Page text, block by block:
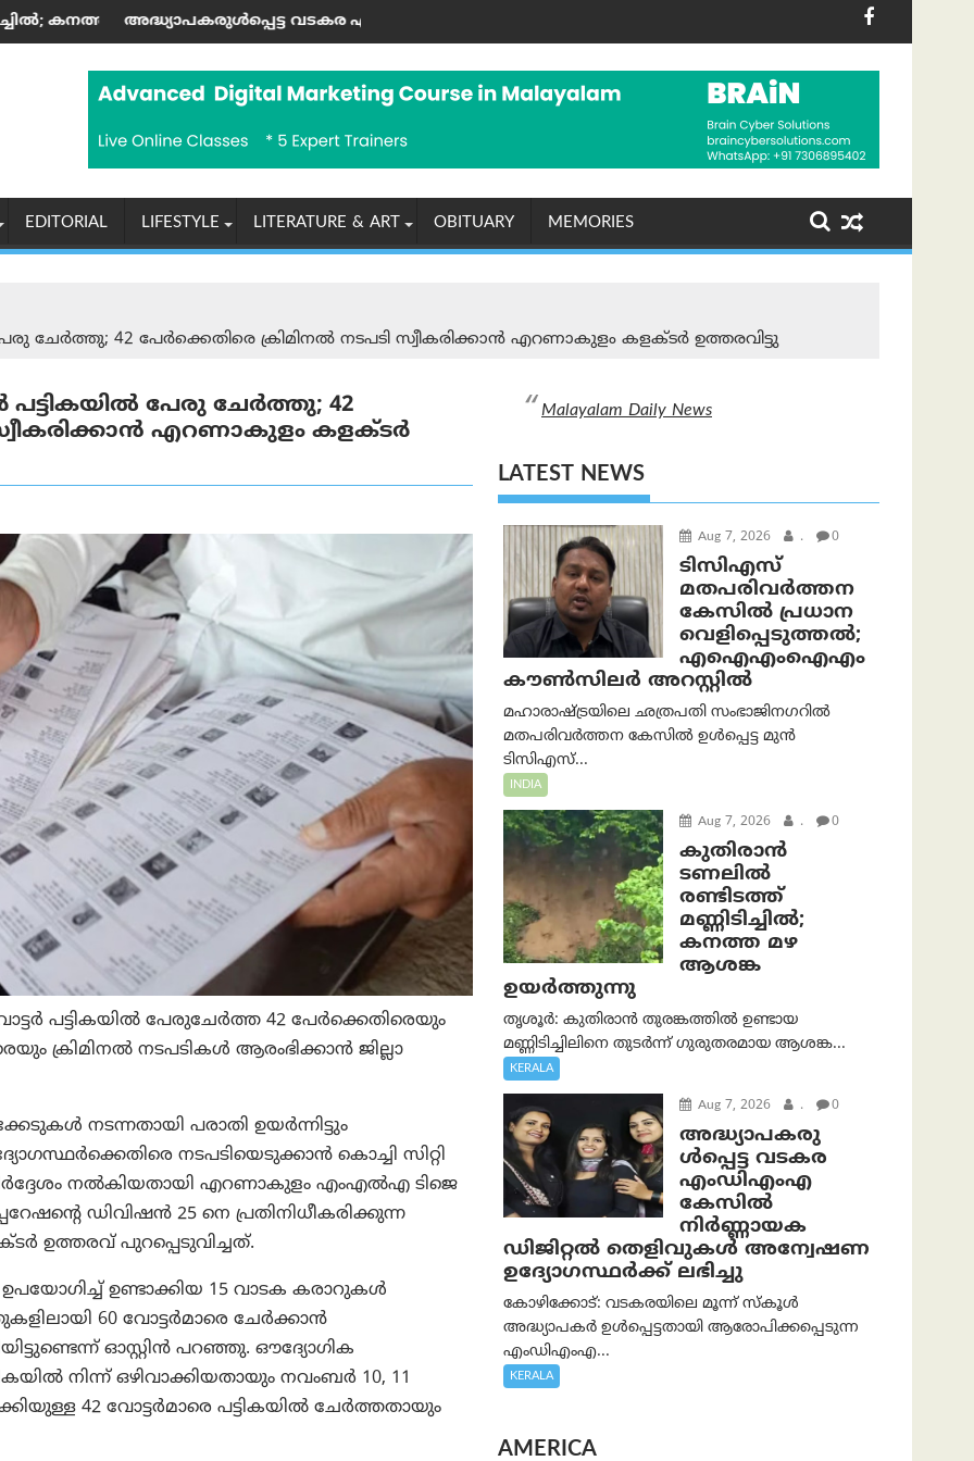
ഉയർത്തുന്നു വടകര എംഡി‌എം‌എ കേസില്‍ നിര്‍ണ്ണായക ഡിജിറ്റല്‍ തെളിവുകള്‍ അന്വേഷണ ഉദ്യോഗസ്ഥര്‍ക്ക് ലഭിച്ചു
കെഎസ്ആർടിസിയിൽ
EDITORIAL LIFESTYLE LITERATURE & ART OBITUARY MEMORIES
ചേർത്തു; 42 പേർക്കെതിരെ ക്രിമിനൽ നടപടി സ്വീകരിക്കാൻ എറണാകുളം കളക്ടർ ഉത്തരവിട്ടു
പേരു ചേർത്തു; 42
എറണാകുളം കളക്ടർ
പട്ടികയിൽ പേരുചേർത്ത 42 പേർക്കെതിരെയും
ക്രിമിനൽ നടപടികൾ ആരംഭിക്കാൻ ജില്ലാ
നടന്നതായി പരാതി ഉയർന്നിട്ടും
നടപടിയെടുക്കാൻ കൊച്ചി സിറ്റി
നൽകിയതായി എറണാകുളം എംഎൽഎ ടിജെ
ഡിവിഷൻ 25 നെ പ്രതിനിധീകരിക്കുന്ന
ഉത്തരവ് പുറപ്പെടുവിച്ചത്.
ഉണ്ടാക്കിയ 15 വാടക കരാറുകൾ
60 വോട്ടർമാരെ ചേർക്കാൻ
ഓസ്റ്റിൻ പറഞ്ഞു. ഔദ്യോഗിക
നിന്ന് ഒഴിവാക്കിയതായും നവംബർ 10, 11
42 വോട്ടർമാരെ പട്ടികയിൽ ചേർത്തതായും
Malayalam Daily News
LATEST NEWS
Aug 7, 2026 . 0
ടിസിഎസ്
മതപരിവർത്തന
കേസിൽ പ്രധാന
വെളിപ്പെടുത്തൽ;
എഐഎംഐഎം
കൗൺസിലർ അറസ്റ്റിൽ
മഹാരാഷ്ട്രയിലെ ഛത്രപതി സംഭാജിനഗറിൽ
മതപരിവർത്തന കേസിൽ ഉൾപ്പെട്ട മുൻ
ടിസിഎസ്...
INDIA
Aug 7, 2026 . 0
കുതിരാൻ
ടണലിൽ
രണ്ടിടത്ത്
മണ്ണിടിച്ചിൽ;
കനത്ത മഴ
ആശങ്ക
ഉയർത്തുന്നു
തൃശൂർ: കുതിരാൻ തുരങ്കത്തിൽ ഉണ്ടായ
മണ്ണിടിച്ചിലിനെ തുടർന്ന് ഗുരുതരമായ ആശങ്ക...
KERALA
Aug 7, 2026 . 0
അദ്ധ്യാപകരു
ള്‍പ്പെട്ട വടകര
എംഡി‌എം‌എ
കേസില്‍
നിര്‍ണ്ണായക
ഡിജിറ്റല്‍ തെളിവുകള്‍ അന്വേഷണ
ഉദ്യോഗസ്ഥര്‍ക്ക് ലഭിച്ചു
കോഴിക്കോട്: വടകരയിലെ മൂന്ന് സ്കൂൾ
അദ്ധ്യാപകർ ഉൾപ്പെട്ടതായി ആരോപിക്കപ്പെടുന്ന
എംഡിഎംഎ...
KERALA
AMERICA